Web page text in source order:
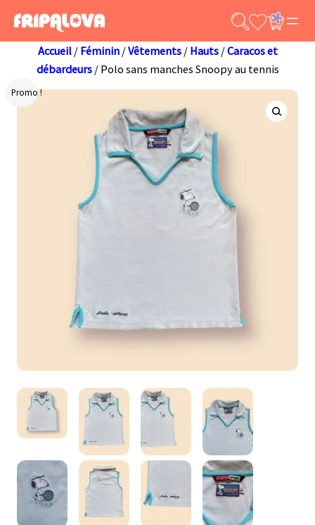
contenuAccueil/ Féminin/Vêtements/ Hauts/Caracos et
débardeurs/ Polo sans manches Snoopy au tennis
Promo !